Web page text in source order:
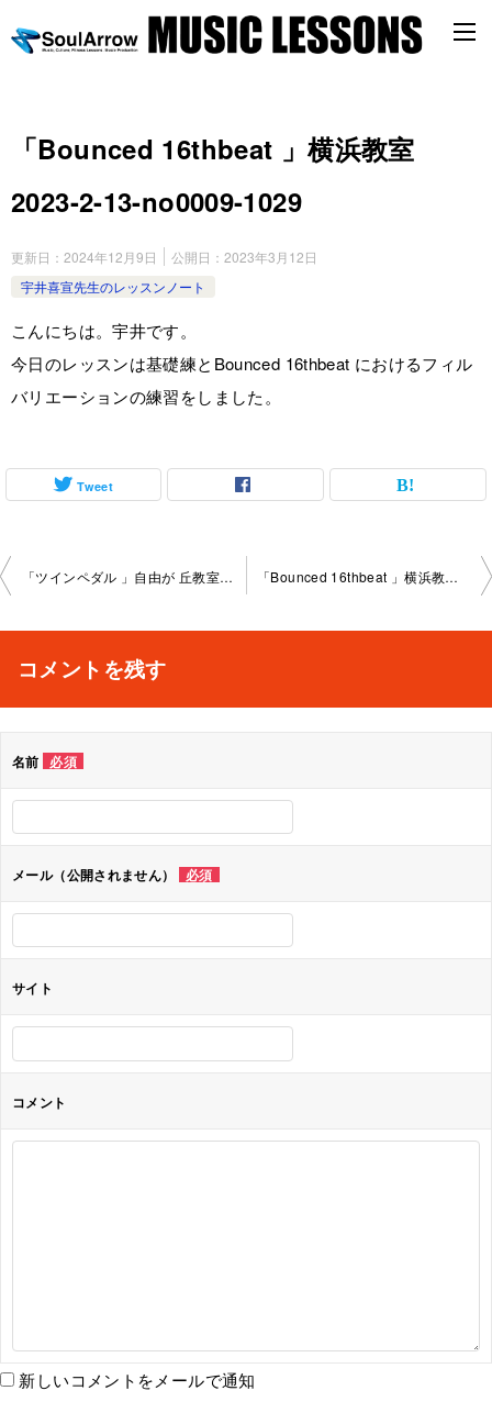
「Bounced 16thbeat 」横浜教室
2023-2-13-no0009-1029
更新日： 2024年12月9日 公開日： 2023年3月12日
宇井喜宣先生のレッスンノート
こんにちは。宇井です。
今日のレッスンは基礎練とBounced 16thbeat におけるフィル
バリエーションの練習をしました。
Tweet
投
ビ
シ
ョ
ン
「ツインペダル 」自由が 丘教室2023-2-9-no0009-1034 「Bounced 16thbeat 」横浜教室2023-2-13-no0009-1029
コメントを残す
名前 必須
メール（公開されません） 必須
サイト
コメント
新しいコメントをメールで通知